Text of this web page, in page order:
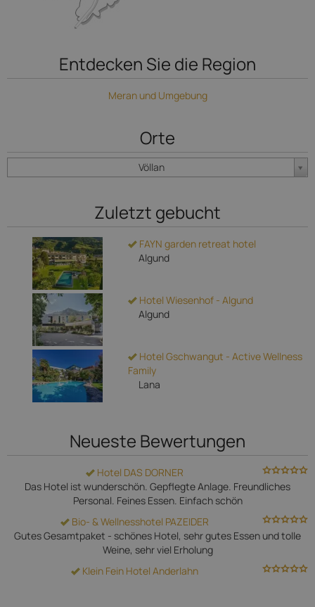
Entdecken Sie die Region
Meran und Umgebung
Orte
Völlan
Zuletzt gebucht
FAYN garden retreat hotel
Algund
Hotel Wiesenhof - Algund
Algund
Hotel Gschwangut - Active Wellness
Family
Lana
Neueste Bewertungen
Hotel DAS DORNER
Das Hotel ist wunderschön. Gepflegte Anlage. Freundliches
Personal. Feines Essen. Einfach schön
Bio- & Wellnesshotel PAZEIDER
Gutes Gesamtpaket - schönes Hotel, sehr gutes Essen und tolle
Weine, sehr viel Erholung
Klein Fein Hotel Anderlahn